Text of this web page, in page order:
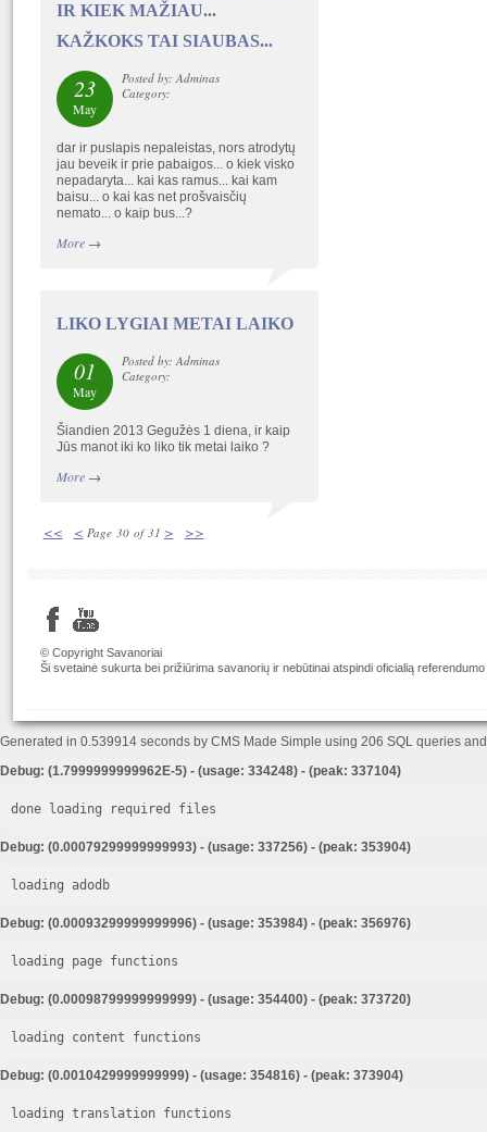
IR KIEK MAŽIAU...
KAŽKOKS TAI SIAUBAS...
23
May
Posted by: Adminas
Category:
dar ir puslapis nepaleistas, nors atrodytų
jau beveik ir prie pabaigos... o kiek visko
nepadaryta... kai kas ramus... kai kam
baisu... o kai kas net prošvaisčių
nemato... o kaip bus...?
More→
LIKO LYGIAI METAI LAIKO
01
May
Posted by: Adminas
Category:
Šiandien 2013 Gegužės 1 diena, ir kaip
Jūs manot iki ko liko tik metai laiko ?
More→
<< < Page 30 of 31 > >>
© Copyright Savanoriai
Ši svetainė sukurta bei prižiūrima savanorių ir nebūtinai atspindi oficialią
Generated in 0.539914 seconds by CMS Made Simple using 206 SQL queries
Debug: (1.7999999999962E-5) - (usage: 334248) - (peak: 337104)
done loading required files
Debug: (0.00079299999999993) - (usage: 337256) - (peak: 353904)
loading adodb
Debug: (0.00093299999999996) - (usage: 353984) - (peak: 356976)
loading page functions
Debug: (0.00098799999999999) - (usage: 354400) - (peak: 373720)
loading content functions
Debug: (0.0010429999999999) - (usage: 354816) - (peak: 373904)
loading translation functions